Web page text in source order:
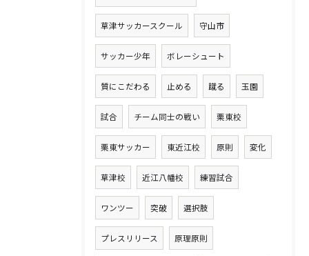
草津サッカースクール 守山市
サッカー少年 ボレーシュート
質にこだわる 止める 蹴る 玉園
試合 チーム同士の戦い 栗東校
栗東サッカー 東近江校 原則 変化
草津校 近江八幡校 練習試合
ワンツー 突破 選択肢
プレスリリース 原理原則